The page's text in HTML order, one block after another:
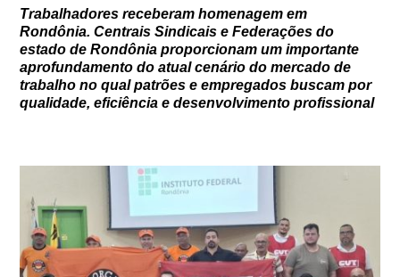
Trabalhadores receberam homenagem em
Rondônia. Centrais Sindicais e Federações do
estado de Rondônia proporcionam um importante
aprofundamento do atual cenário do mercado de
trabalho no qual patrões e empregados buscam por
qualidade, eficiência e desenvolvimento profissional